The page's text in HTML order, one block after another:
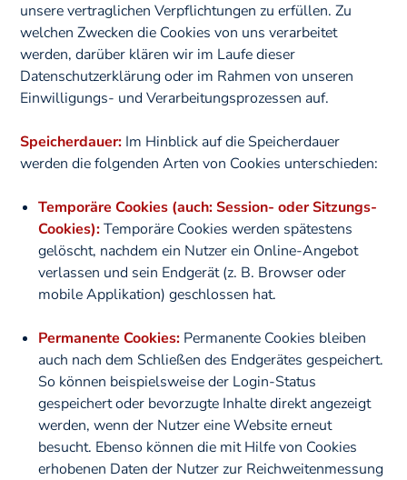
unsere vertraglichen Verpflichtungen zu erfüllen. Zu
welchen Zwecken die Cookies von uns verarbeitet
werden, darüber klären wir im Laufe dieser
Datenschutzerklärung oder im Rahmen von unseren
Einwilligungs- und Verarbeitungsprozessen auf.
Speicherdauer: Im Hinblick auf die Speicherdauer
werden die folgenden Arten von Cookies unterschieden:
Temporäre Cookies (auch: Session- oder Sitzungs-
Cookies):Temporäre Cookies werden spätestens
gelöscht, nachdem ein Nutzer ein Online-Angebot
verlassen und sein Endgerät (z. B. Browser oder
mobile Applikation) geschlossen hat.
Permanente Cookies:Permanente Cookies bleiben
auch nach dem Schließen des Endgerätes gespeichert.
So können beispielsweise der Login-Status
gespeichert oder bevorzugte Inhalte direkt angezeigt
werden, wenn der Nutzer eine Website erneut
besucht. Ebenso können die mit Hilfe von Cookies
erhobenen Daten der Nutzer zur Reichweitenmessung